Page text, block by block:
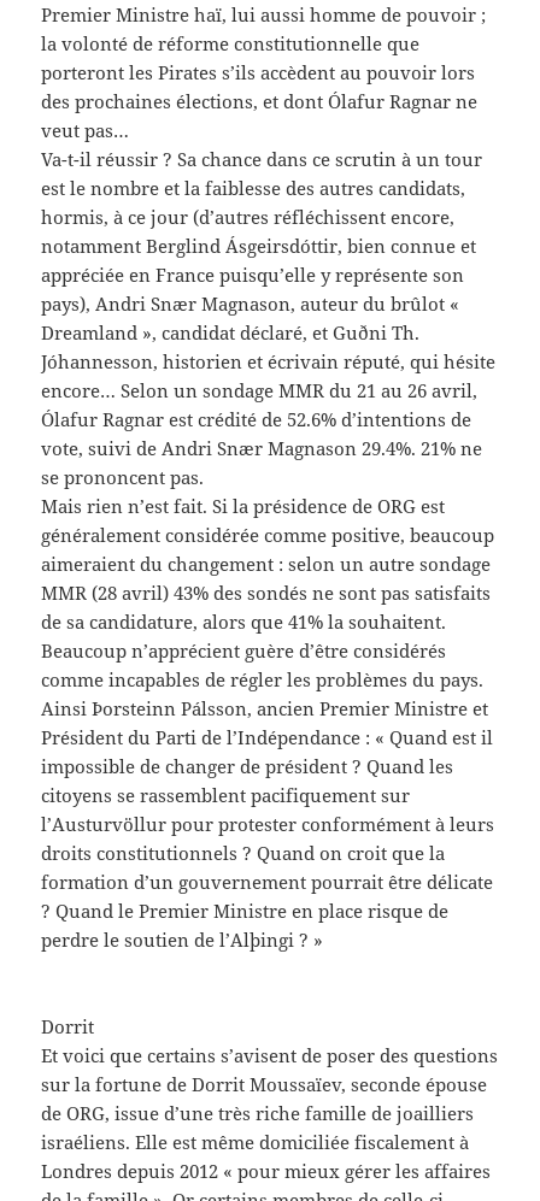
Premier Ministre haï, lui aussi homme de pouvoir ;
la volonté de réforme constitutionnelle que
porteront les Pirates s’ils accèdent au pouvoir lors
des prochaines élections, et dont Ólafur Ragnar ne
veut pas…
Va-t-il réussir ? Sa chance dans ce scrutin à un tour
est le nombre et la faiblesse des autres candidats,
hormis, à ce jour (d’autres réfléchissent encore,
notammentBerglind Ásgeirsdóttir, bien connue et
appréciée en France puisqu’elle y représente son
pays), Andri Snær Magnason, auteur du brûlot «
Dreamland », candidat déclaré, et Guðni Th.
Jóhannesson, historien et écrivain réputé, qui hésite
encore… Selon un sondage MMR du 21 au 26 avril,
Ólafur Ragnar est crédité de 52.6% d’intentions de
vote, suivi de Andri Snær Magnason 29.4%. 21% ne
se prononcent pas.
Mais rien n’est fait. Si la présidence de ORG est
généralement considérée comme positive, beaucoup
aimeraient du changement : selon un autre sondage
MMR (28 avril) 43% des sondés ne sont pas satisfaits
de sa candidature, alors que 41% la souhaitent.
Beaucoup n’apprécient guère d’être considérés
comme incapables de régler les problèmes du pays.
Ainsi Þorsteinn Pálsson, ancien Premier Ministre et
Président du Parti de l’Indépendance : « Quand est il
impossible de changer de président ? Quand les
citoyens se rassemblent pacifiquement sur
l’Austurvöllur pour protester conformément à leurs
droits constitutionnels ? Quand on croit que la
formation d’un gouvernement pourrait être délicate
? Quand le Premier Ministre en place risque de
perdre le soutien de l’Alþingi ? »
Dorrit
Et voici que certains s’avisent de poser des questions
sur la fortune de Dorrit Moussaïev, seconde épouse
de ORG, issue d’une très riche famille de joailliers
israéliens. Elle est même domiciliée fiscalement à
Londres depuis 2012 «pour mieux gérer les affaires